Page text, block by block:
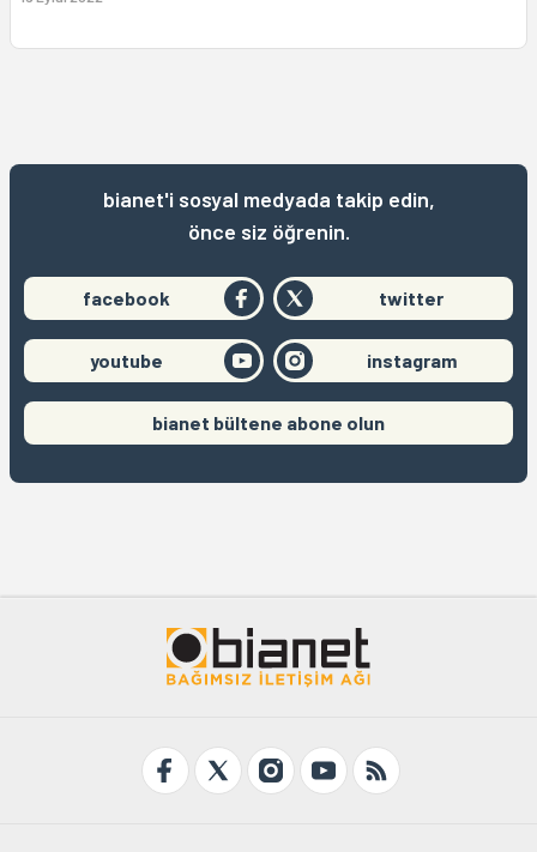
bianet'i sosyal medyada takip edin,
önce siz öğrenin.
facebook twitter
youtube instagram
bianet bültene abone olun